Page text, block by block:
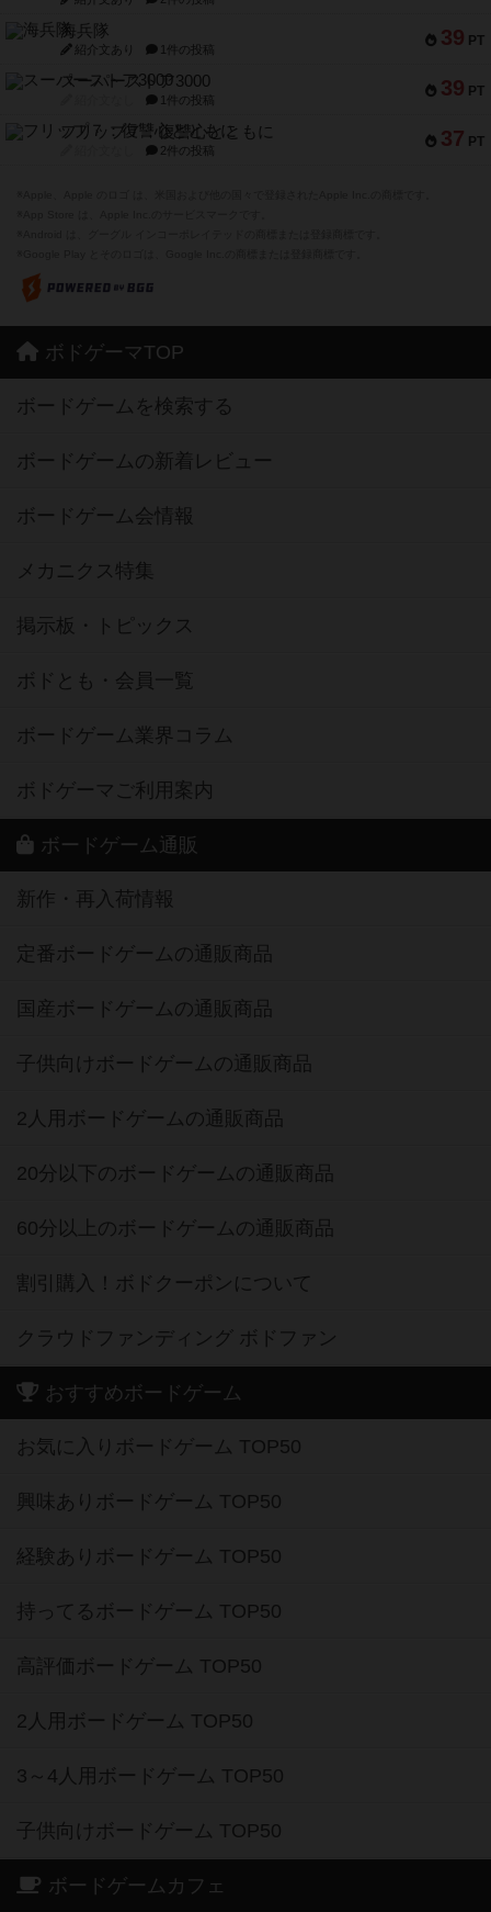
39 PT
海兵隊
紹介文あり 1件の投稿
39 PT
スーパーストア3000
1件の投稿
37 PT
フリップ７：復讐心とともに
2件の投稿
ボドゲーマTOP
ボードゲームを検索する
ボードゲームの新着レビュー
ボードゲーム会情報
メカニクス特集
掲示板・トピックス
ボドとも・会員一覧
ボードゲーム業界コラム
ボドゲーマご利用案内
ボードゲーム通販
新作・再入荷情報
定番ボードゲームの通販商品
国産ボードゲームの通販商品
子供向けボードゲームの通販商品
2人用ボードゲームの通販商品
20分以下のボードゲームの通販商品
60分以上のボードゲームの通販商品
割引購入！ボドクーポンについて
クラウドファンディング ボドファン
おすすめボードゲーム
お気に入りボードゲーム TOP50
興味ありボードゲーム TOP50
経験ありボードゲーム TOP50
持ってるボードゲーム TOP50
高評価ボードゲーム TOP50
2人用ボードゲーム TOP50
3～4人用ボードゲーム TOP50
子供向けボードゲーム TOP50
ボードゲームカフェ